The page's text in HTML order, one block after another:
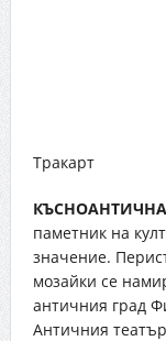
Тракарт
паметник на
значение.
мозайки се
античния град
Античния